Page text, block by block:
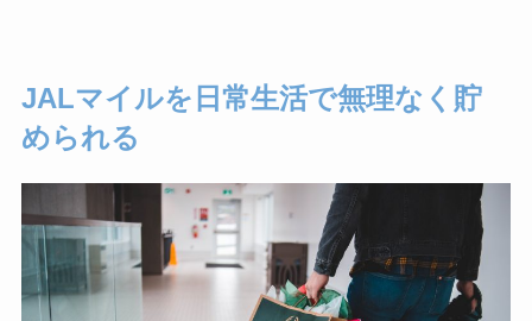
JALマイルを日常生活で無理なく貯
められる